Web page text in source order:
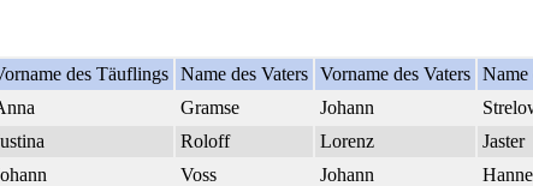
des Täuflings Name des Vaters Vorname des Vaters Name
Gramse Johann
Roloff Lorenz Jaster
Voss Johann